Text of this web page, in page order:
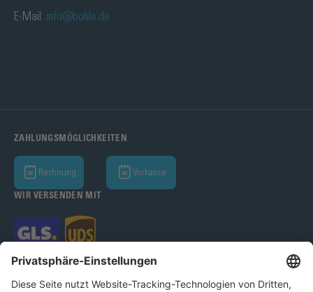
E-Mail: info@bohle.de
ZAHLUNGSMÖGLICHKEITEN
Rechnung Vorkasse
WIR VERSENDEN MIT